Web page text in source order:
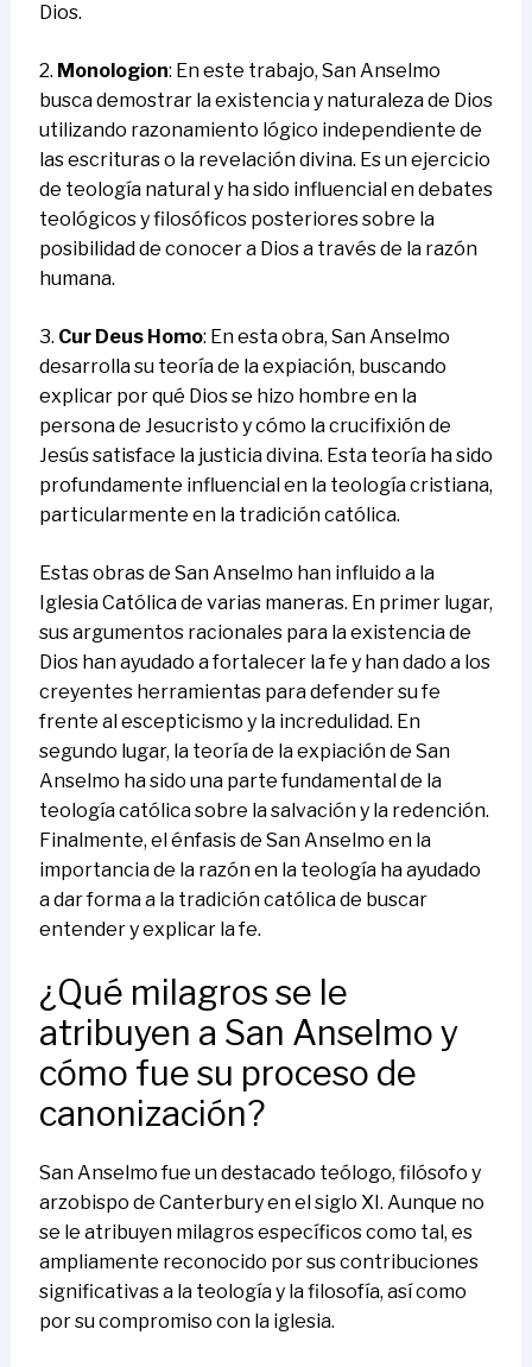
Dios.
2. Monologion: En este trabajo, San Anselmo
busca demostrar la existencia y naturaleza de Dios
utilizando razonamiento lógico independiente de
las escrituras o la revelación divina. Es un ejercicio
de teología natural y ha sido influencial en debates
teológicos y filosóficos posteriores sobre la
posibilidad de conocer a Dios a través de la razón
humana.
3. Cur Deus Homo: En esta obra, San Anselmo
desarrolla su teoría de la expiación, buscando
explicar por qué Dios se hizo hombre en la
persona de Jesucristo y cómo la crucifixión de
Jesús satisface la justicia divina. Esta teoría ha sido
profundamente influencial en la teología cristiana,
particularmente en la tradición católica.
Estas obras de San Anselmo han influido a la
Iglesia Católica de varias maneras. En primer lugar,
sus argumentos racionales para la existencia de
Dios han ayudado a fortalecer la fe y han dado a los
creyentes herramientas para defender su fe
frente al escepticismo y la incredulidad. En
segundo lugar, la teoría de la expiación de San
Anselmo ha sido una parte fundamental de la
teología católica sobre la salvación y la redención.
Finalmente, el énfasis de San Anselmo en la
importancia de la razón en la teología ha ayudado
a dar forma a la tradición católica de buscar
entender y explicar la fe.
¿Qué milagros se le
atribuyen a San Anselmo y
cómo fue su proceso de
canonización?
San Anselmo fue un destacado teólogo, filósofo y
arzobispo de Canterbury en el siglo XI. Aunque no
se le atribuyen milagros específicos como tal, es
ampliamente reconocido por sus contribuciones
significativas a la teología y la filosofía, así como
por su compromiso con la iglesia.